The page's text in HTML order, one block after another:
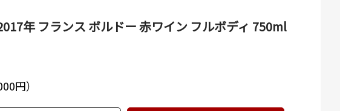
年 フランス ボルドー 赤ワイン フルボディ 750ml
円）